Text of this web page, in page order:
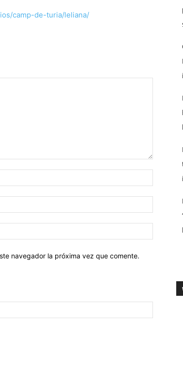
camp-de-turia/leliana/
navegador la próxima vez que comente.